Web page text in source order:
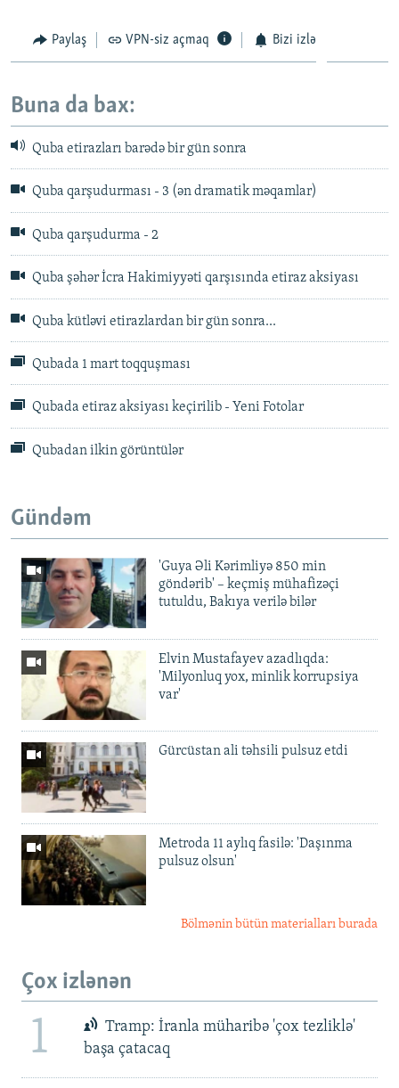
Paylaş VPN-siz açmaq Bizi izlə
Buna da bax:
Quba etirazları barədə bir gün sonra
Quba qarşudurması - 3 (ən dramatik məqamlar)
Quba qarşudurma - 2
Quba şəhər İcra Hakimiyyəti qarşısında etiraz aksiyası
Quba kütləvi etirazlardan bir gün sonra...
Qubada 1 mart toqquşması
Qubada etiraz aksiyası keçirilib - Yeni Fotolar
Qubadan ilkin görüntülər
Gündəm
'Guya Əli Kərimliyə 850 min
göndərib' – keçmiş mühafizəçi
tutuldu, Bakıya verilə bilər
Elvin Mustafayev azadlıqda:
'Milyonluq yox, minlik korrupsiya
var'
Gürcüstan ali təhsili pulsuz etdi
Metroda 11 aylıq fasilə: 'Daşınma
pulsuz olsun'
Bölmənin bütün materialları burada
Çox izlənən
1
Tramp: İranla müharibə 'çox tezliklə'
başa çatacaq